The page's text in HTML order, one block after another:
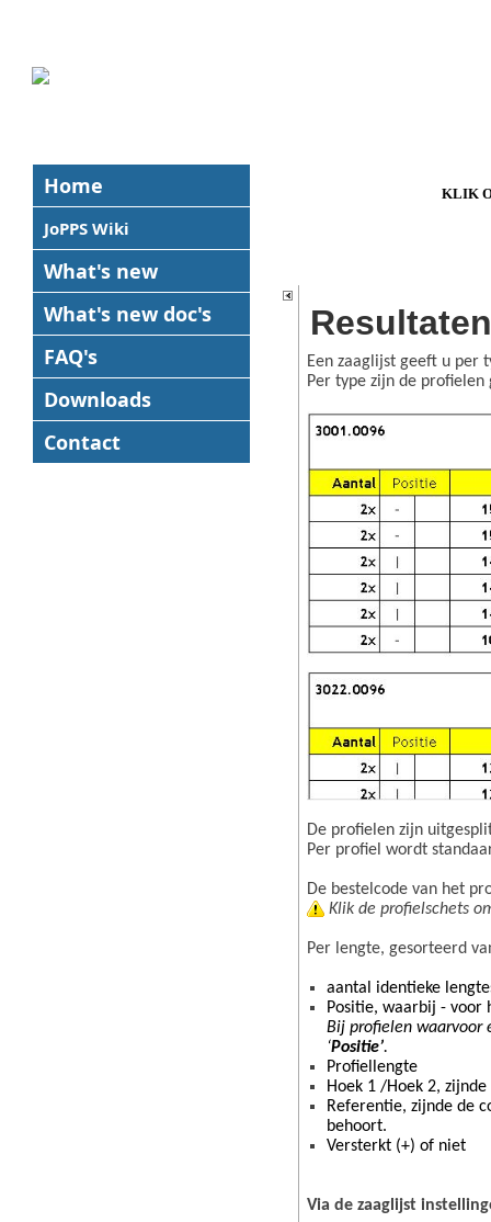
Home
JoPPS Wiki
What's new
What's new doc's
FAQ's
Downloads
Contact
KLIK
Een zaaglijst geeft u per
Per type zijn de
De profielen zijn
Per profiel wordt
De bestelcode van het
Klik de profielschets
Per lengte, gesorteerd
aantal identieke
Positie, waarbij -
Bij profielen waarvoor
‘Positie’.
Profiellengte
Hoek 1 /Hoek 2,
Referentie, zijnde de
behoort.
Versterkt (+) of niet
Via de zaaglijst